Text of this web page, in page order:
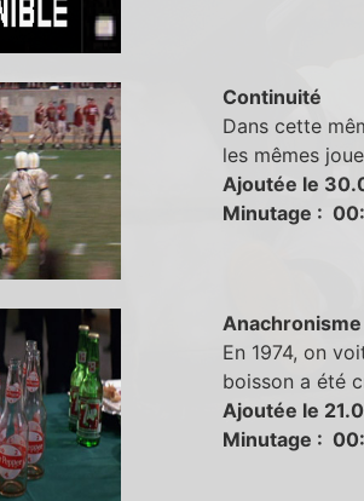
Continuité
Dans cette
les mêmes
Ajoutée le
Minutage :
Anachronisme
En 1974, on
boisson a été
Ajoutée le
Minutage :